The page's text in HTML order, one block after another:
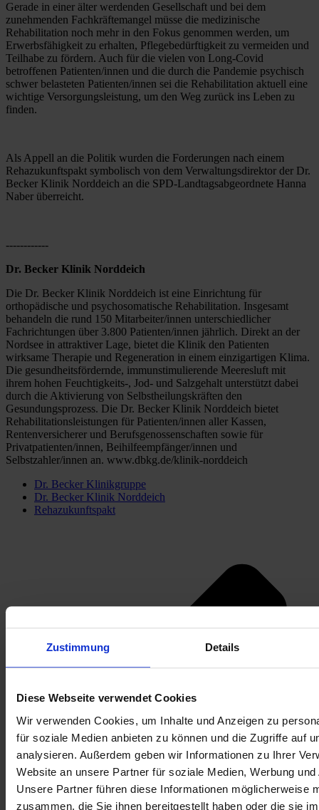
Zustimmung Details
Diese Webseite verwendet Cookies
Wir verwenden Cookies, um Inhalte und Anzeigen zu
für soziale Medien anbieten zu können und die Zugriffe auf
analysieren. Außerdem geben wir Informationen zu Ihrer
Website an unsere Partner für soziale Medien, Werbung
Unsere Partner führen diese Informationen möglicherweise
zusammen, die Sie ihnen bereitgestellt haben oder die sie
Gerade in einer älter werdenden Gesellschaft und bei dem
zunehmenden Fachkräftemangel müsse die medizinische
Rehabilitation noch mehr in den Fokus genommen werden, um
Erwerbsfähigkeit zu erhalten, Pflegebedürftigkeit zu vermeiden und
Teilhabe zu fördern. Auch für die vielen von Long-Covid
betroffenen Patienten/innen und die durch die Pandemie psychisch
schwer belasteten Patienten/innen sei die Rehabilitation aktuell eine
wichtige Versorgungsleistung, um den Weg zurück ins Leben zu
finden.
Als Appell an die Politik wurden die Forderungen nach einem
Rehazukunftspakt symbolisch von dem Verwaltungsdirektor der Dr.
Becker Klinik Norddeich an die SPD-Landtagsabgeordnete Hanna
Naber überreicht.
------------
Dr. Becker Klinik Norddeich
Die Dr. Becker Klinik Norddeich ist eine Einrichtung für
orthopädische und psychosomatische Rehabilitation. Insgesamt
behandeln die rund 150 Mitarbeiter/innen unterschiedlicher
Fachrichtungen über 3.800 Patienten/innen jährlich. Direkt an der
Nordsee in attraktiver Lage, bietet die Klinik den Patienten
wirksame Therapie und Regeneration in einem einzigartigen Klima.
Die gesundheitsfördernde, immunstimulierende Meeresluft mit
ihrem hohen Feuchtigkeits-, Jod- und Salzgehalt unterstützt dabei
durch die Aktivierung von Selbstheilungskräften den
Gesundungsprozess. Die Dr. Becker Klinik Norddeich bietet
Rehabilitationsleistungen für Patienten/innen aller Kassen,
Rentenversicherer und Berufsgenossenschaften sowie für
Privatpatienten/innen, Beihilfeempfänger/innen und
Selbstzahler/innen an. www.dbkg.de/klinik-norddeich
Dr. Becker Klinikgruppe
Dr. Becker Klinik Norddeich
Rehazukunftspakt